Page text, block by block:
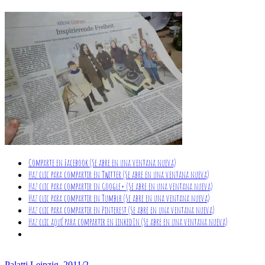
Comparte en Facebook (Se abre en una ventana nueva)
Haz clic para compartir en Twitter (Se abre en una ventana nueva)
Haz clic para compartir en Google+ (Se abre en una ventana nueva)
Haz clic para compartir en Tumblr (Se abre en una ventana nueva)
Haz clic para compartir en Pinterest (Se abre en una ventana nueva)
Haz clic aquí para compartir en LinkedIn (Se abre en una ventana nueva)